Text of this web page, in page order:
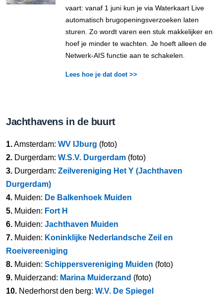
vaart: vanaf 1 juni kun je via Waterkaart Live
automatisch brugopeningsverzoeken laten
sturen. Zo wordt varen een stuk makkelijker en
hoef je minder te wachten. Je hoeft alleen de
Netwerk-AIS functie aan te schakelen.
Lees hoe je dat doet >>
Jachthavens in de buurt
1.Amsterdam: WV IJburg (foto)
2. Durgerdam: W.S.V. Durgerdam (foto)
3. Durgerdam: Zeilvereniging Het Y (Jachthaven
Durgerdam)
4. Muiden: De Balkenhoek Muiden
5. Muiden: Fort H
6. Muiden: Jachthaven Muiden
7. Muiden: Koninklijke Nederlandsche Zeil en
Roeivereeniging
8. Muiden: Schippersvereniging Muiden (foto)
9. Muiderzand: Marina Muiderzand (foto)
10. Nederhorst den berg: W.V. De Spiegel